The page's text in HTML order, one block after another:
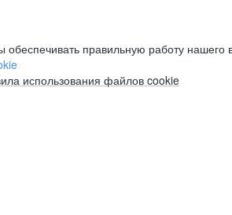
правильную работу нашего
использования файлов cookie